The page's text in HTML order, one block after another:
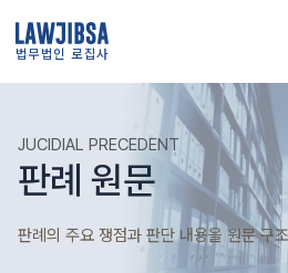
법무법인 로집사
JUCIDIAL PRECEDENT
판례 원문
판례의 주요 쟁점과 판단 내용을 원문 구